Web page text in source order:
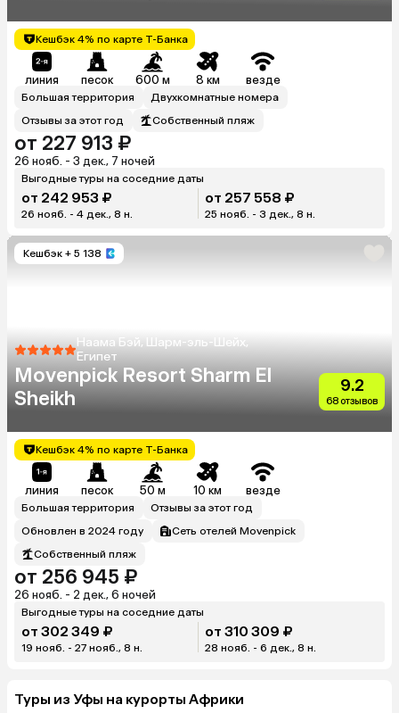
Кешбэк 4% по карте Т-Банка
линия песок 600 м 8 км везде
Большая территория
Двухкомнатные номера
Отзывы за этот год
Собственный пляж
от 227 913 ₽
26 нояб. - 3 дек., 7 ночей
Выгодные туры на соседние даты
от 242 953 ₽
26 нояб. - 4 дек., 8 н.
от 257 558 ₽
25 нояб. - 3 дек., 8 н.
Кешбэк + 5 138
Наама Бэй, Шарм-эль-Шейх,
Египет
Movenpick Resort Sharm El
Sheikh
9.2
68 отзывов
Кешбэк 4% по карте Т-Банка
линия песок 50 м 10 км везде
Большая территория
Отзывы за этот год
Обновлен в 2024 году
Сеть отелей Movenpick
Собственный пляж
от 256 945 ₽
26 нояб. - 2 дек., 6 ночей
Выгодные туры на соседние даты
от 302 349 ₽
19 нояб. - 27 нояб., 8 н.
от 310 309 ₽
28 нояб. - 6 дек., 8 н.
Туры из Уфы на курорты Африки